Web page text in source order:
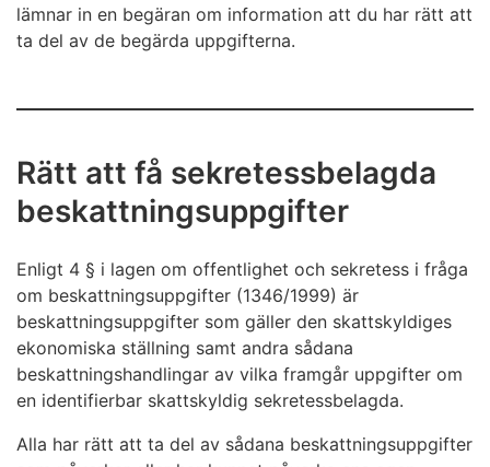
lämnar in en begäran om information att du har rätt att
ta del av de begärda uppgifterna.
Rätt att få sekretessbelagda
beskattningsuppgifter
Enligt 4 § i lagen om offentlighet och sekretess i fråga
om beskattningsuppgifter (1346/1999) är
beskattningsuppgifter som gäller den skattskyldiges
ekonomiska ställning samt andra sådana
beskattningshandlingar av vilka framgår uppgifter om
en identifierbar skattskyldig sekretessbelagda.
Alla har rätt att ta del av sådana beskattningsuppgifter